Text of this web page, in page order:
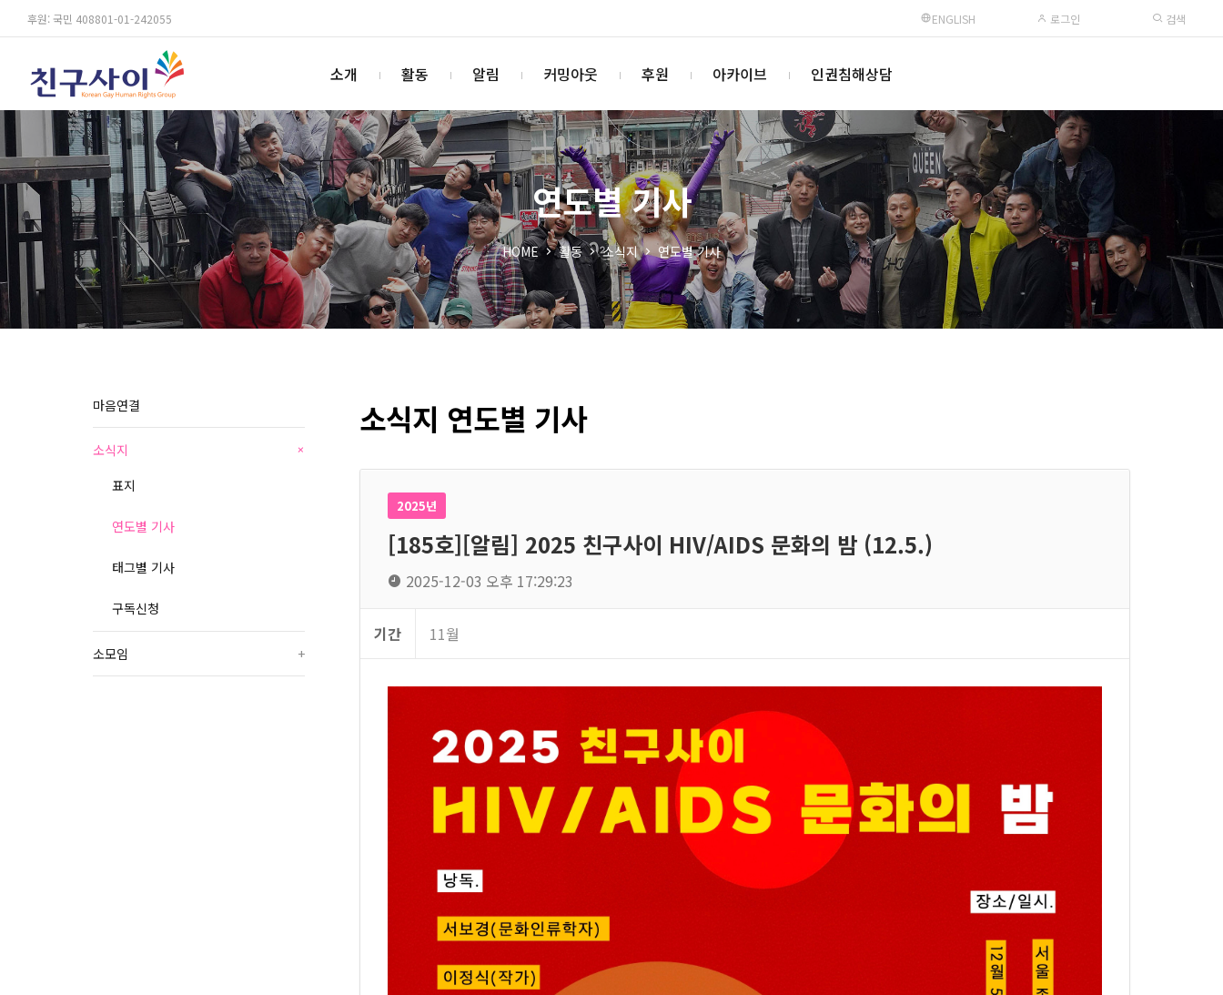
후원: 국민 408801-01-242055 ENGLISH 로그인 검색
소개 활동 알림 커밍아웃 후원 아카이브 인권침해상담
연도별 기사
HOME 활동 소식지 연도별 기사
마음연결
소식지 +
표지
연도별 기사
태그별 기사
구독신청
소모임 +
소식지 연도별 기사
2025년
[185호][알림] 2025 친구사이 HIV/AIDS 문화의 밤 (12.5.)
2025-12-03 오후 17:29:23
기간 11월